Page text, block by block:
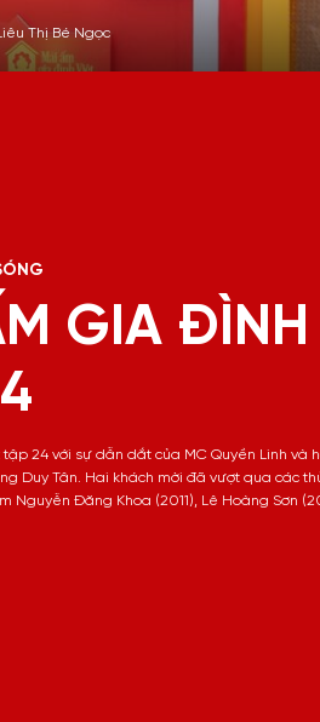
Thị Bé Ngọc
GIA ĐÌNH
24 với sự dẫn dắt của MC Quyền Linh và
Duy Tân. Hai khách mời đã vượt qua các
Nguyễn Đăng Khoa (2011), Lê Hoàng Sơn